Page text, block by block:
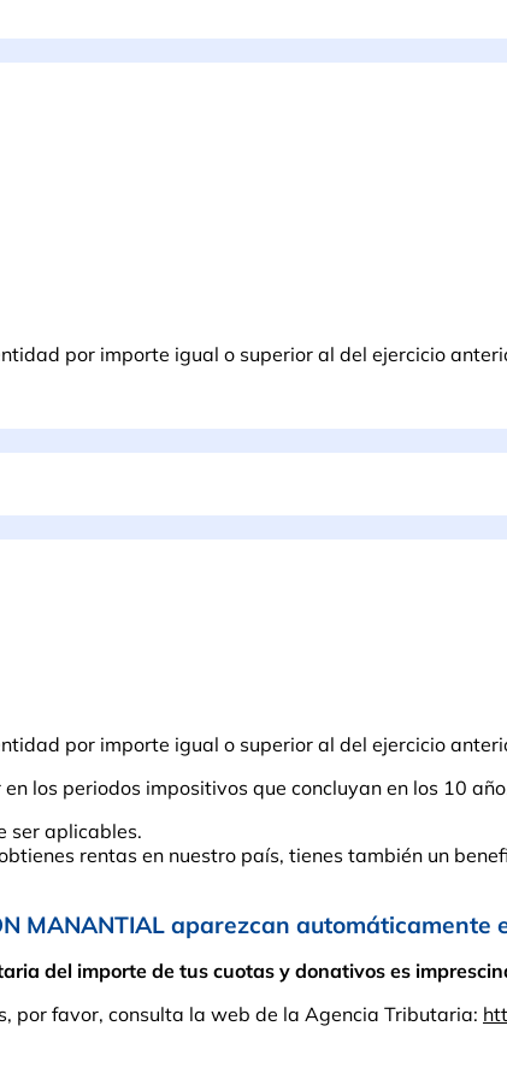
por importe igual o superior al del ejercicio
por importe igual o superior al del ejercicio
los periodos impositivos que concluyan en los 10
ser aplicables.
rentas en nuestro país, tienes también un
MANANTIAL aparezcan automáticamente
del importe de tus cuotas y donativos es
por favor, consulta la web de la Agencia Tributaria: